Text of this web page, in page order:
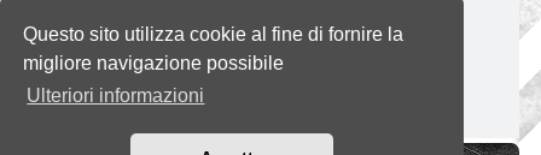
Questo sito utilizza cookie al fine di fornire la
migliore navigazione possibile
Ulteriori informazioni